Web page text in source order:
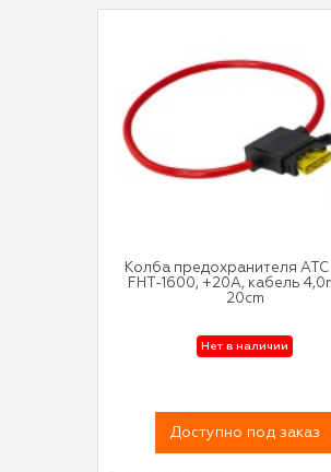
Колба предохранителя
FHT-1600, +20A, кабель
20cm
Нет в наличии
Доступно под заказ